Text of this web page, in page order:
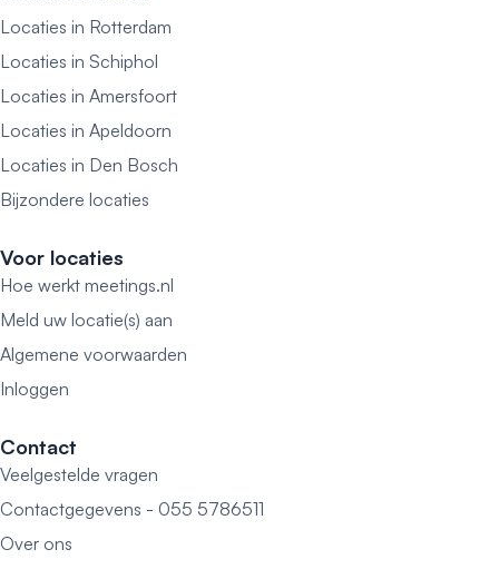
Locaties in Rotterdam
Locaties in Schiphol
Locaties in Amersfoort
Locaties in Apeldoorn
Locaties in Den Bosch
Bijzondere locaties
Voor locaties
Hoe werkt meetings.nl
Meld uw locatie(s) aan
Algemene voorwaarden
Inloggen
Contact
Veelgestelde vragen
Contactgegevens - 055 5786511
Over ons